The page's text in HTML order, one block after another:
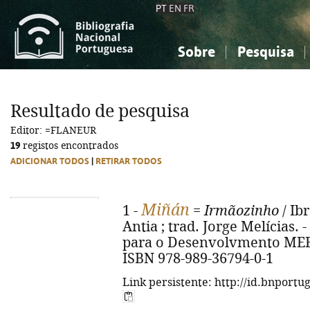
PT EN FR
Sobre Pesquisa
Ciências sociais...
Ciências sociais...
Resultado de pesquisa
Editor: =FLANEUR
19 registos encontrados
ADICIONAR TODOS RETIRAR TODOS
1 -Miñán =Irmãozinho /
Antia ; trad. Jorge Melícias.
para o Desenvolvmento
ISBN 978-989-36794-0-1
Link persistente: http://